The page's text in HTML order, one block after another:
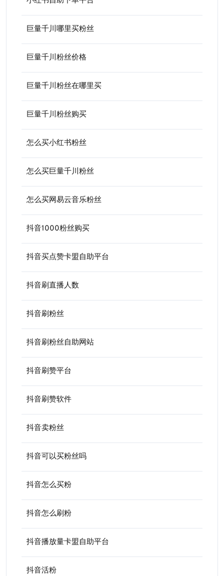
巨量千川哪里买粉丝
巨量千川粉丝价格
巨量千川粉丝在哪里买
巨量千川粉丝购买
怎么买小红书粉丝
怎么买巨量千川粉丝
怎么买网易云音乐粉丝
抖音1000粉丝购买
抖音买点赞卡盟自助平台
抖音刷直播人数
抖音刷粉丝
抖音刷粉丝自助网站
抖音刷赞平台
抖音刷赞软件
抖音卖粉丝
抖音可以买粉丝吗
抖音怎么买粉
抖音怎么刷粉
抖音播放量卡盟自助平台
抖音活粉